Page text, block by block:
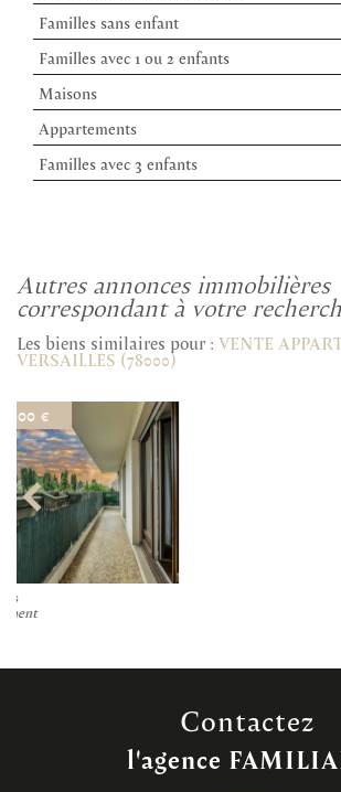
Familles sans enfant
Familles avec 1 ou 2 enfants
Maisons
Appartements
Familles avec 3 enfants
autres annonces immobilières
correspondant à votre
Les biens similaires pour : VENTE
VERSAILLES (78000)
325 000 €
contactez
l'agence